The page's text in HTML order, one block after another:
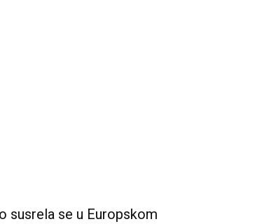
susrela se u Europskom